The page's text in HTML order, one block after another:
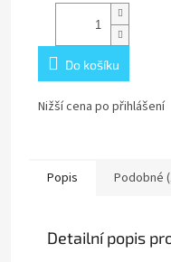
Do košíku
Nižší cena po přihlášení
Popis Podobné
Detailní popis